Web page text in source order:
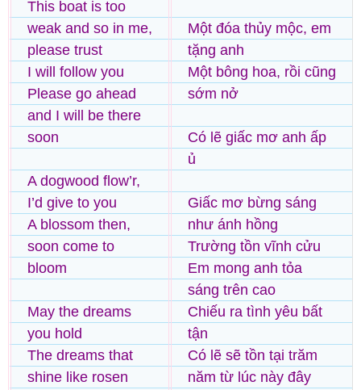
This boat is too
weak and so in me,
please trust
I will follow you
Please go ahead
and I will be there
soon
A dogwood flow’r,
I’d give to you
A blossom then,
soon come to
bloom
May the dreams
you hold
The dreams that
shine like rosen
Một đóa thủy mộc, em
tặng anh
Một bông hoa, rồi cũng
sớm nở
Có lẽ giấc mơ anh ấp
ủ
Giấc mơ bừng sáng
như ánh hồng
Trường tồn vĩnh cửu
Em mong anh tỏa
sáng trên cao
Chiếu ra tình yêu bất
tận
Có lẽ sẽ tồn tại trăm
năm từ lúc này đây